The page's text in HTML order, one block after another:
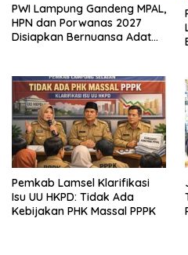
PWI Lampung Gandeng MPAL,
HPN dan Porwanas 2027
Disiapkan Bernuansa Adat
Pemkab Lamsel Klarifikasi
Isu UU HKPD: Tidak Ada
Kebijakan PHK Massal PPPK